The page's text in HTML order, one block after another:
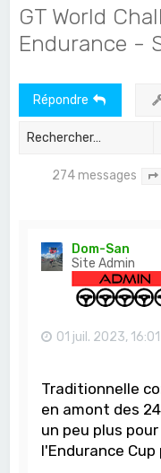
GT World
Endurance -
Répondre
274 messages
Dom-San
Site Admin
01 juil. 2023, 16:01
Traditionnelle
en amont des
un peu plus
l'Endurance Cup